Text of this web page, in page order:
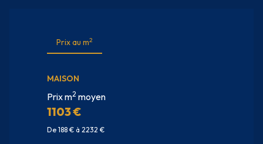
Prix au m2
MAISON
Prix m2 moyen
1103 €
De 188 € à 2232 €